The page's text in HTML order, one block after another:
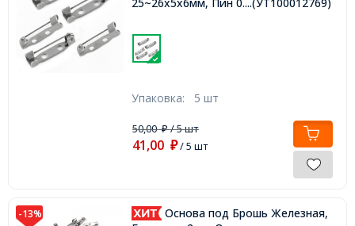
Упаковка: 5 шт
50,00₽/ 5 шт
41,00 ₽/ 5 шт
-13%
Основа под Брошь Железная,